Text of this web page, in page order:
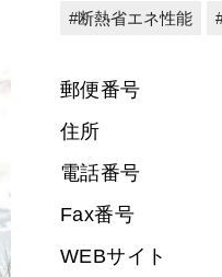
断熱省エネ性能
郵便番号
住所
電話番号
Fax番号
WEBサイト